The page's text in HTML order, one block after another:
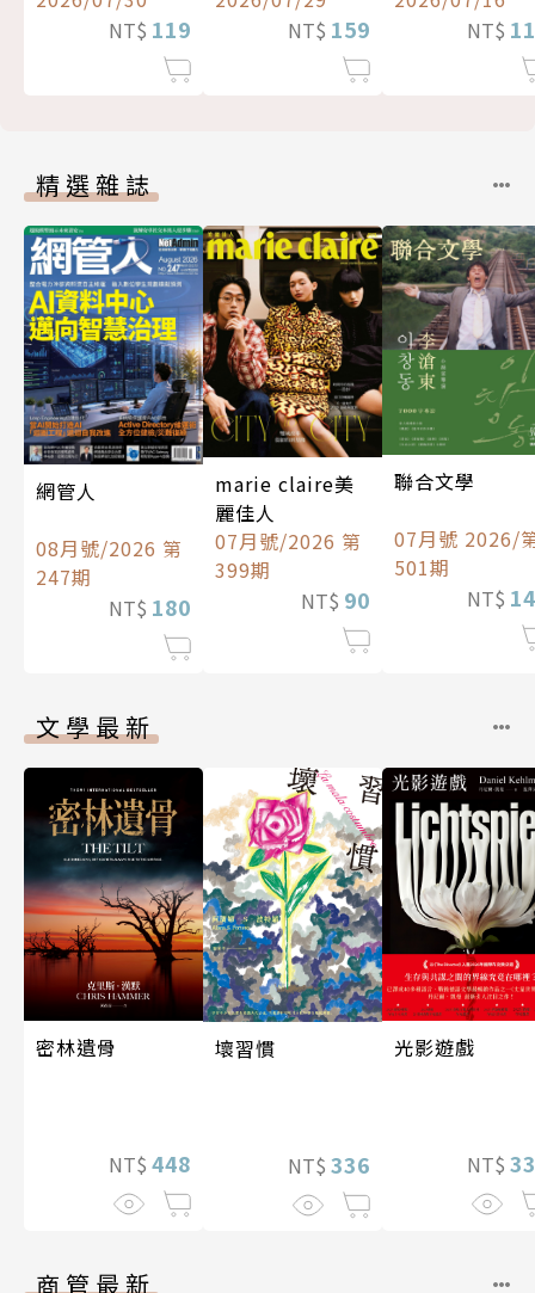
NT$ 119
NT$ 159
NT$
精選雜誌
網管人
08月號/2026 第
247期
NT$ 180
marie claire美
麗佳人
07月號/2026 第
399期
NT$ 90
聯合文學
07月號 2026/
501期
NT$
文學最新
密林遺骨
NT$ 448
壞習慣
NT$ 336
光影遊戲
NT$
商管最新